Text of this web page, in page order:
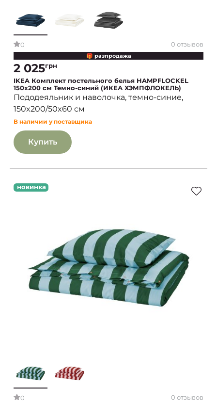
0 0 отзывов
🎁 разпродажа
2 025грн
IKEA Комплект постельного белья HAMPFLOCKEL
150x200 см Темно-синий (ИКЕА ХЭМПФЛОКЕЛЬ)
Пододеяльник и наволочка, темно-синие,
150x200/50x60 см
В наличии у поставщика
Купить
новинка
0 0 отзывов